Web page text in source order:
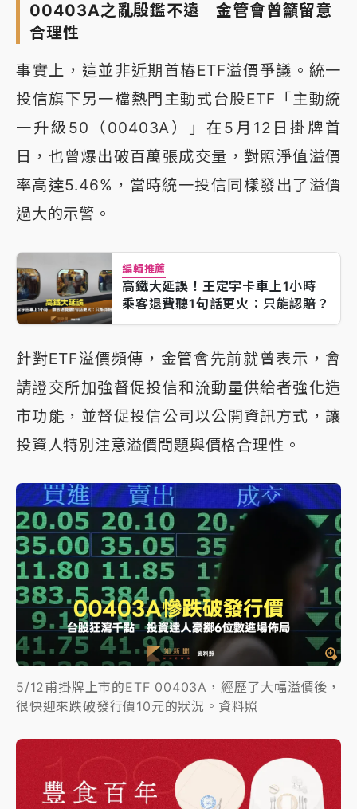
00403A之亂殷鑑不遠 金管會曾籲留意
合理性
事實上，這並非近期首樁ETF溢價爭議。統一
投信旗下另一檔熱門主動式台股ETF「主動統
一升級50（00403A）」在5月12日掛牌首
日，也曾爆出破百萬張成交量，對照淨值溢價
率高達5.46%，當時統一投信同樣發出了溢價
過大的示警。
編輯推薦
高鐵大延誤！王定宇卡車上1小時
乘客退費聽1句話更火：只能認賠？
針對ETF溢價頻傳，金管會先前就曾表示，會
請證交所加強督促投信和流動量供給者強化造
市功能，並督促投信公司以公開資訊方式，讓
投資人特別注意溢價問題與價格合理性。
5/12甫掛牌上市的ETF 00403A，經歷了大幅溢價後，
很快迎來跌破發行價10元的狀況。資料照